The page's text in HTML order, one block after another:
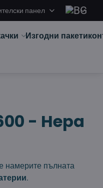
панел
Изгодни пакети
- Hepa
намерите пълната
.